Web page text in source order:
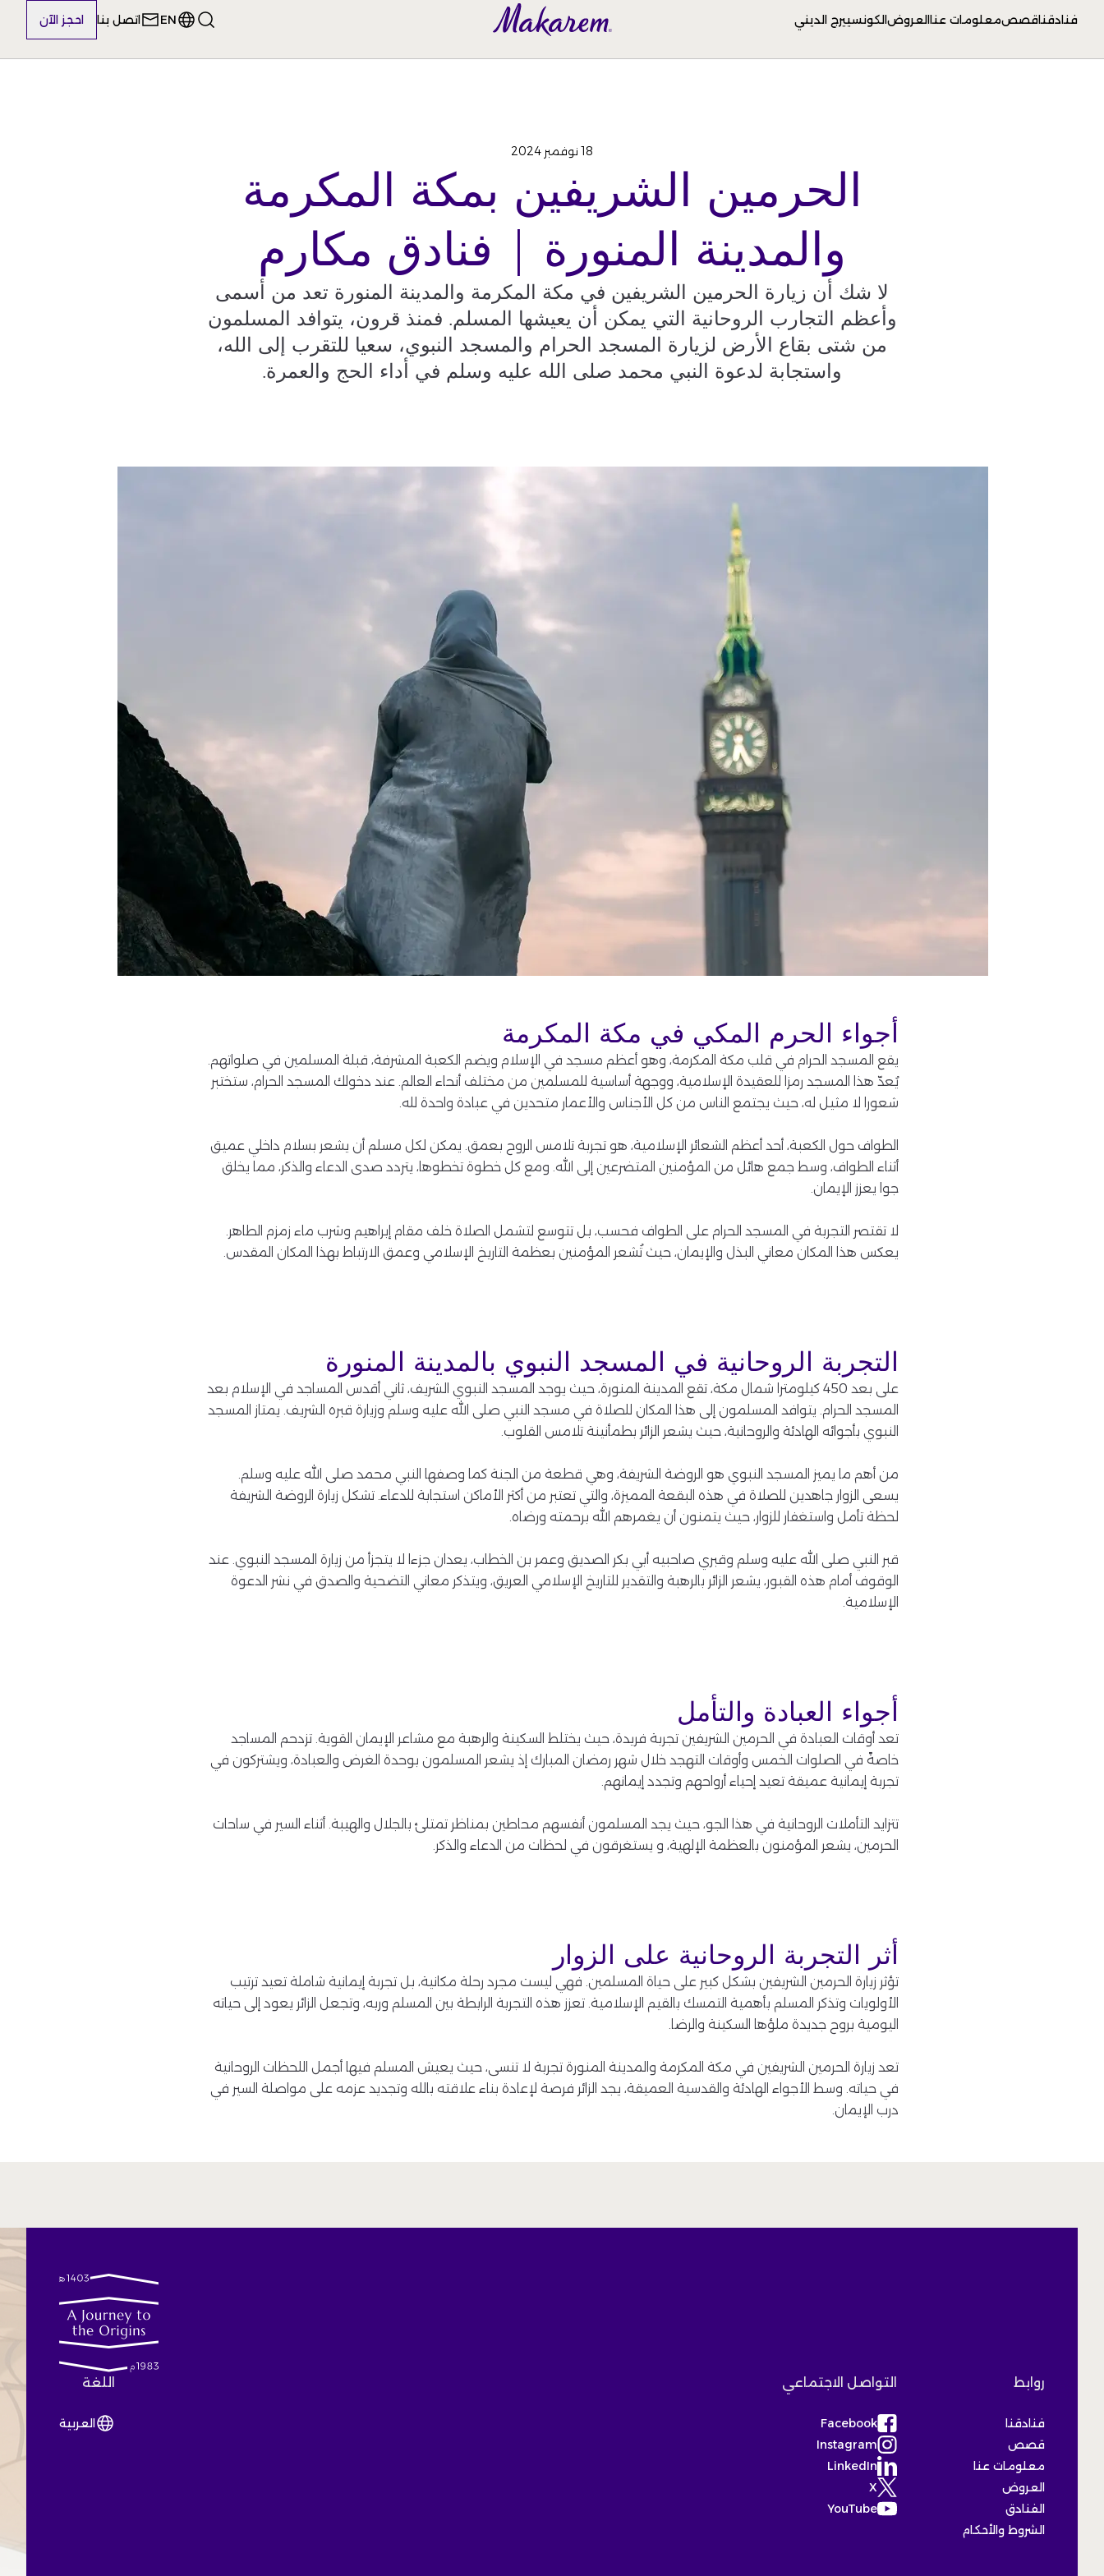
فنادقناقصصمعلومات عناالعروضالكونسييرج الديني EN اتصل بنا احجز الآن
18 نوفمبر 2024
الحرمين الشريفين بمكة المكرمة
والمدينة المنورة | فنادق مكارم
لا شك أن زيارة الحرمين الشريفين في مكة المكرمة والمدينة المنورة تعد من أسمى
وأعظم التجارب الروحانية التي يمكن أن يعيشها المسلم. فمنذ قرون، يتوافد المسلمون
من شتى بقاع الأرض لزيارة المسجد الحرام والمسجد النبوي، سعيا للتقرب إلى الله،
واستجابة لدعوة النبي محمد صلى الله عليه وسلم في أداء الحج والعمرة.
أجواء الحرم المكي في مكة المكرمة
يقع المسجد الحرام في قلب مكة المكرمة، وهو أعظم مسجد في الإسلام ويضم الكعبة المشرفة، قبلة المسلمين في صلواتهم.
يُعدّ هذا المسجد رمزا للعقيدة الإسلامية، ووجهة أساسية للمسلمين من مختلف أنحاء العالم. عند دخولك المسجد الحرام، ستختبر
شعورا لا مثيل له، حيث يجتمع الناس من كل الأجناس والأعمار متحدين في عبادة واحدة لله.
الطواف حول الكعبة، أحد أعظم الشعائر الإسلامية، هو تجربة تلامس الروح بعمق. يمكن لكل مسلم أن يشعر بسلام داخلي عميق
أثناء الطواف، وسط جمع هائل من المؤمنين المتضرعين إلى الله. ومع كل خطوة تخطوها، يتردد صدى الدعاء والذكر، مما يخلق
جوا يعزز الإيمان.
لا تقتصر التجربة في المسجد الحرام على الطواف فحسب، بل تتوسع لتشمل الصلاة خلف مقام إبراهيم وشرب ماء زمزم الطاهر.
يعكس هذا المكان معاني البذل والإيمان، حيث تُشعر المؤمنين بعظمة التاريخ الإسلامي وعمق الارتباط بهذا المكان المقدس.
التجربة الروحانية في المسجد النبوي بالمدينة المنورة
على بعد 450 كيلومترا شمال مكة، تقع المدينة المنورة، حيث يوجد المسجد النبوي الشريف، ثاني أقدس المساجد في الإسلام بعد
المسجد الحرام. يتوافد المسلمون إلى هذا المكان للصلاة في مسجد النبي صلى الله عليه وسلم وزيارة قبره الشريف. يمتاز المسجد
النبوي بأجوائه الهادئة والروحانية، حيث يشعر الزائر بطمأنينة تلامس القلوب.
من أهم ما يميز المسجد النبوي هو الروضة الشريفة، وهي قطعة من الجنة كما وصفها النبي محمد صلى الله عليه وسلم.
يسعى الزوار جاهدين للصلاة في هذه البقعة المميزة، والتي تعتبر من أكثر الأماكن استجابة للدعاء. تشكل زيارة الروضة الشريفة
لحظة تأمل واستغفار للزوار، حيث يتمنون أن يغمرهم الله برحمته ورضاه.
قبر النبي صلى الله عليه وسلم وقبري صاحبيه أبي بكر الصديق وعمر بن الخطاب، يعدان جزءا لا يتجزأ من زيارة المسجد النبوي. عند
الوقوف أمام هذه القبور، يشعر الزائر بالرهبة والتقدير للتاريخ الإسلامي العريق، ويتذكر معاني التضحية والصدق في نشر الدعوة
الإسلامية.
أجواء العبادة والتأمل
تعد أوقات العبادة في الحرمين الشريفين تجربة فريدة، حيث يختلط السكينة والرهبة مع مشاعر الإيمان القوية. تزدحم المساجد
خاصةً في الصلوات الخمس وأوقات التهجد خلال شهر رمضان المبارك إذ يشعر المسلمون بوحدة الغرض والعبادة، ويشتركون في
تجربة إيمانية عميقة تعيد إحياء أرواحهم وتجدد إيمانهم.
تتزايد التأملات الروحانية في هذا الجو، حيث يجد المسلمون أنفسهم محاطين بمناظر تمتلئ بالجلال والهيبة. أثناء السير في ساحات
الحرمين، يشعر المؤمنون بالعظمة الإلهية، و يستغرقون في لحظات من الدعاء والذكر.
أثر التجربة الروحانية على الزوار
تؤثر زيارة الحرمين الشريفين بشكل كبير على حياة المسلمين. فهي ليست مجرد رحلة مكانية، بل تجربة إيمانية شاملة تعيد ترتيب
الأولويات وتذكر المسلم بأهمية التمسك بالقيم الإسلامية. تعزز هذه التجربة الرابطة بين المسلم وربه، وتجعل الزائر يعود إلى حياته
اليومية بروح جديدة ملؤها السكينة والرضا.
تعد زيارة الحرمين الشريفين في مكة المكرمة والمدينة المنورة تجربة لا تنسى، حيث يعيش المسلم فيها أجمل اللحظات الروحانية
في حياته. وسط الأجواء الهادئة والقدسية العميقة، يجد الزائر فرصة لإعادة بناء علاقته بالله وتجديد عزمه على مواصلة السير في
درب الإيمان.
روابط
فنادقنا
قصص
معلومات عنا
العروض
الفنادق
الشروط والأحكام
التواصل الاجتماعي
Facebook
(Opens in a new tab)
Instagram
(Opens in a new tab)
LinkedIn
(Opens in a new tab)
X
(Opens in a new tab)
YouTube
(Opens in a new tab)
اللغة
العربية